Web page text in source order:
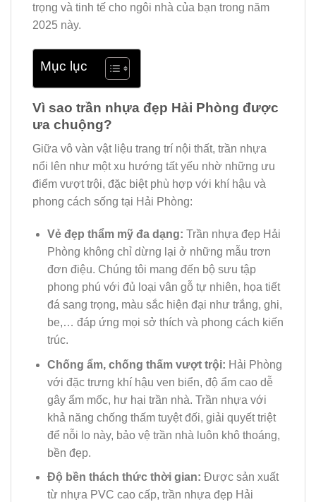
trọng và tinh tế cho ngôi nhà của bạn trong năm
2025 này.
Mục lục
Vì sao trần nhựa đẹp Hải Phòng được
ưa chuộng?
Giữa vô vàn vật liệu trang trí nội thất, trần nhựa
nổi lên như một xu hướng tất yếu nhờ những ưu
điểm vượt trội, đặc biệt phù hợp với khí hậu và
phong cách sống tại Hải Phòng:
Vẻ đẹp thẩm mỹ đa dạng: Trần nhựa đẹp Hải
Phòng không chỉ dừng lại ở những mẫu trơn
đơn điệu. Chúng tôi mang đến bộ sưu tập
phong phú với đủ loại vân gỗ tự nhiên, họa tiết
đá sang trọng, màu sắc hiện đại như trắng, ghi,
be,… đáp ứng mọi sở thích và phong cách kiến
trúc.
Chống ẩm, chống thấm vượt trội: Hải Phòng
với đặc trưng khí hậu ven biển, độ ẩm cao dễ
gây ẩm mốc, hư hại trần nhà. Trần nhựa với
khả năng chống thấm tuyệt đối, giải quyết triệt
để nỗi lo này, bảo vệ trần nhà luôn khô thoáng,
bền đẹp.
Độ bền thách thức thời gian: Được sản xuất
từ nhựa PVC cao cấp, trần nhựa đẹp Hải